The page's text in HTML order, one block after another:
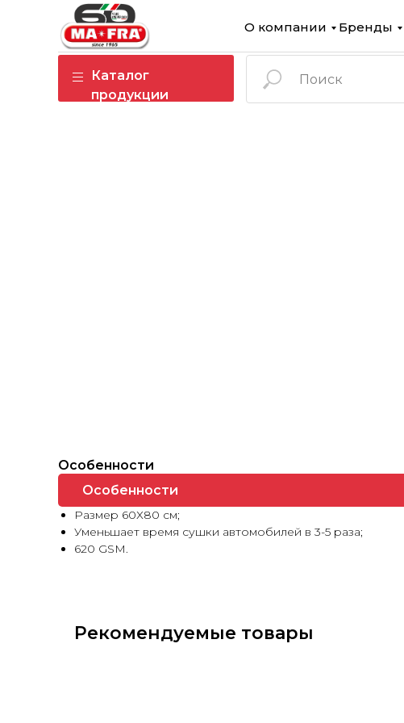
Бренды
Каталог
продукции
О компании
Особенности
Особенности
Размер 60Х80 см;
Уменьшает время сушки автомобилей в 3-5 раза;
620 GSM.
Рекомендуемые товары